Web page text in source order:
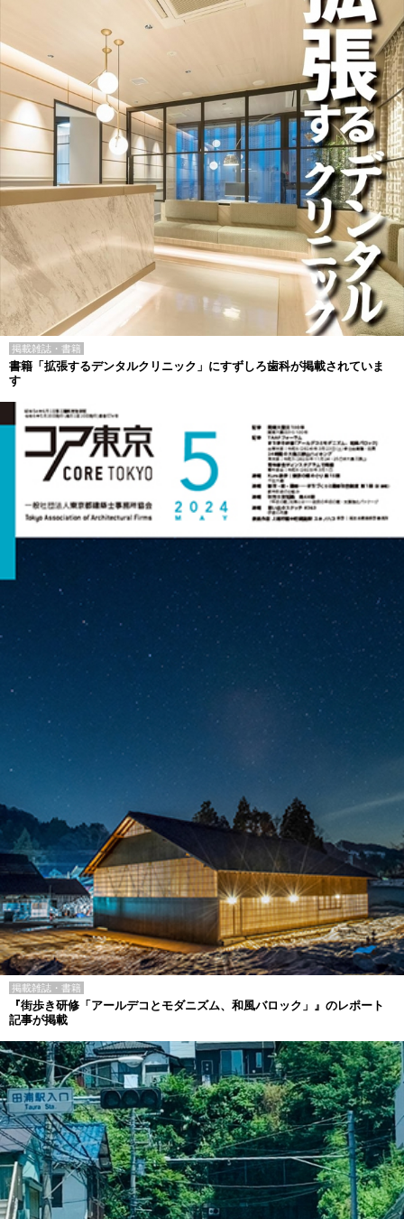
掲載雑誌・書籍
書籍「拡張するデンタルクリニック」にすずしろ歯科が掲載されていま
す
掲載雑誌・書籍
『街歩き研修「アールデコとモダニズム、和風バロック」』のレポート
記事が掲載